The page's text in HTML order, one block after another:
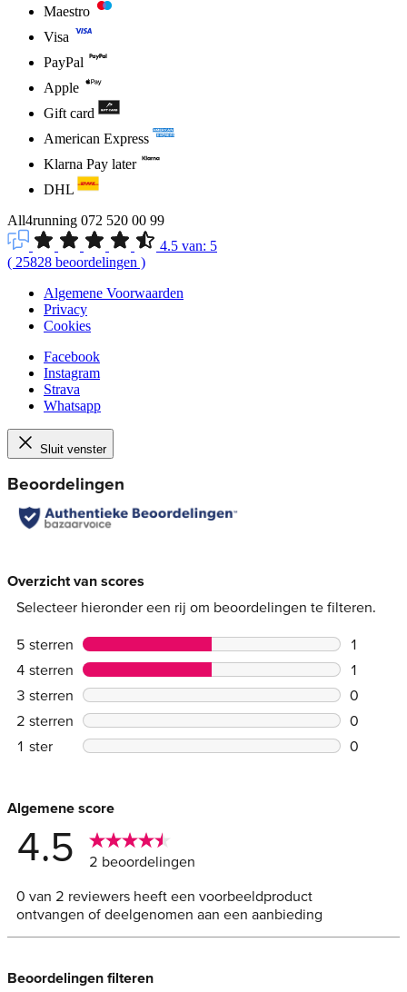
Maestro
Visa
PayPal
Apple
Gift card
American Express
Klarna Pay later
DHL
All4running 072 520 00 99
4.5 van: 5
( 25828 beoordelingen )
Algemene Voorwaarden
Privacy
Cookies
Facebook
Instagram
Strava
Whatsapp
Sluit venster